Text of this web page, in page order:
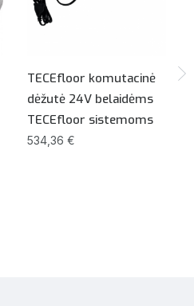
TECEfloor komutacinė
dėžutė 24V belaidėms
TECEfloor sistemoms
534,36 €